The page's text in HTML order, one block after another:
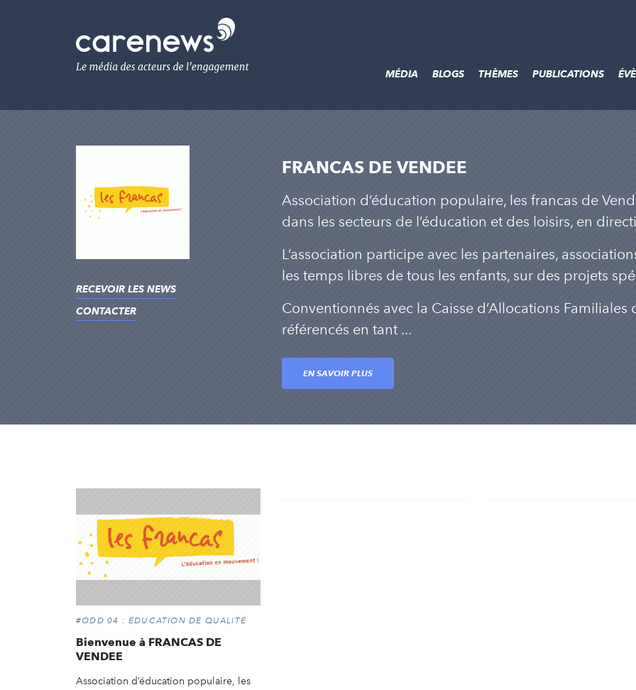
Le
média
de
MÉDIA BLOGS THÈMES PUBLICATIONS
RECEVOIR LES NEWS
CONTACTER
FRANCAS DE VENDEE
Association d’éducation populaire, les francas de
dans les secteurs de l’éducation et des loisirs, en
L’association participe avec les partenaires,
les temps libres de tous les enfants, sur des projets
Conventionnés avec la Caisse d’Allocations Familiales
référencés en tant ...
EN SAVOIR PLUS
#ODD 04 : ÉDUCATION DE QUALITÉ
Bienvenue à FRANCAS DE
VENDEE
Association d’éducation populaire, les